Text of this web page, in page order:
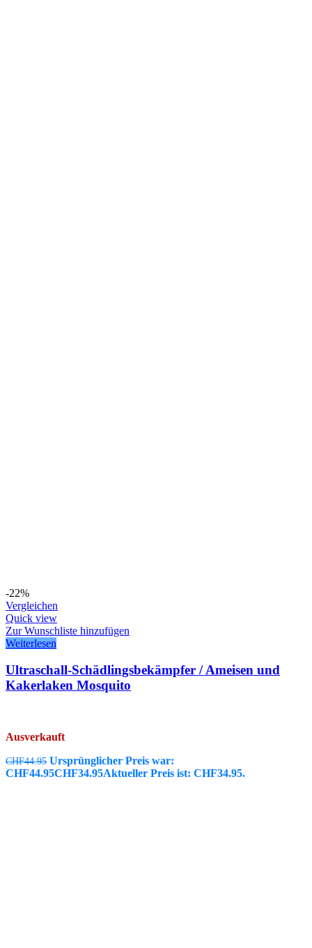
-22%
Vergleichen
Quick view
Zur Wunschliste hinzufügen
Weiterlesen
Ultraschall-Schädlingsbekämpfer / Ameisen und
Kakerlaken Mosquito
Ausverkauft
CHF44.95 Ursprünglicher Preis war:
CHF44.95CHF34.95Aktueller Preis ist: CHF34.95.